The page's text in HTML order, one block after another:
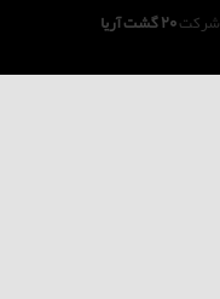
شرکت20 گشت آریا